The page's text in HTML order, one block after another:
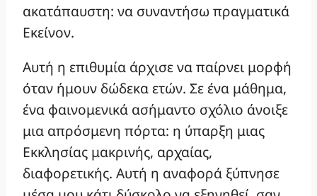
ακατάπαυστη: να συναντήσω πραγματικά
Εκείνον.
Αυτή η επιθυμία άρχισε να παίρνει μορφή
όταν ήμουν δώδεκα ετών. Σε ένα μάθημα,
ένα φαινομενικά ασήμαντο σχόλιο άνοιξε
μια απρόσμενη πόρτα: η ύπαρξη μιας
Εκκλησίας μακρινής, αρχαίας,
διαφορετικής. Αυτή η αναφορά ξύπνησε